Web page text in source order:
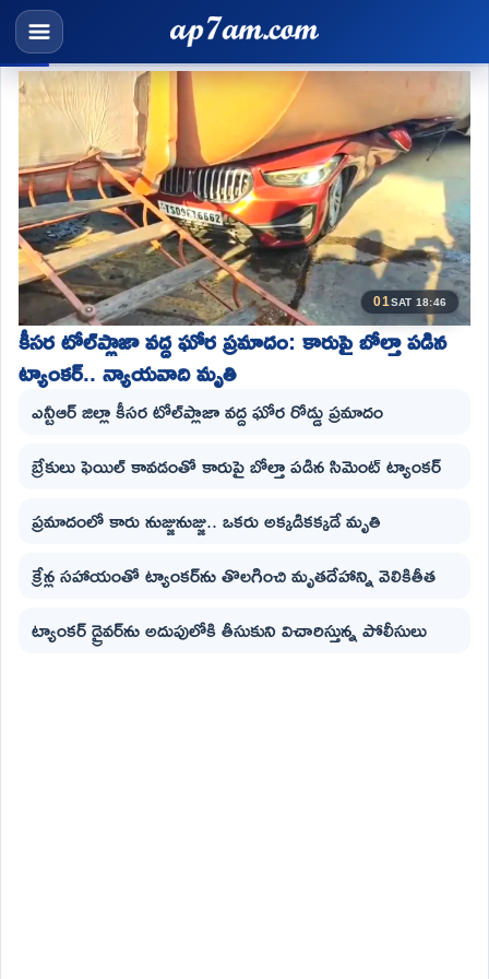
01SAT 18:46
కీసర టోల్‌ప్లాజా వద్ద ఘోర ప్రమాదం: కారుపై బోల్తా పడిన
ట్యాంకర్.. న్యాయవాది మృతి
ఎన్టీఆర్ జిల్లా కీసర టోల్‌ప్లాజా వద్ద ఘోర రోడ్డు ప్రమాదం
బ్రేకులు ఫెయిల్ కావడంతో కారుపై బోల్తా పడిన సిమెంట్ ట్యాంకర్
ప్రమాదంలో కారు నుజ్జునుజ్జు.. ఒకరు అక్కడికక్కడే మృతి
క్రేన్ల సహాయంతో ట్యాంకర్‌ను తొలగించి మృతదేహాన్ని వెలికితీత
ట్యాంకర్ డ్రైవర్‌ను అదుపులోకి తీసుకుని విచారిస్తున్న పోలీసులు